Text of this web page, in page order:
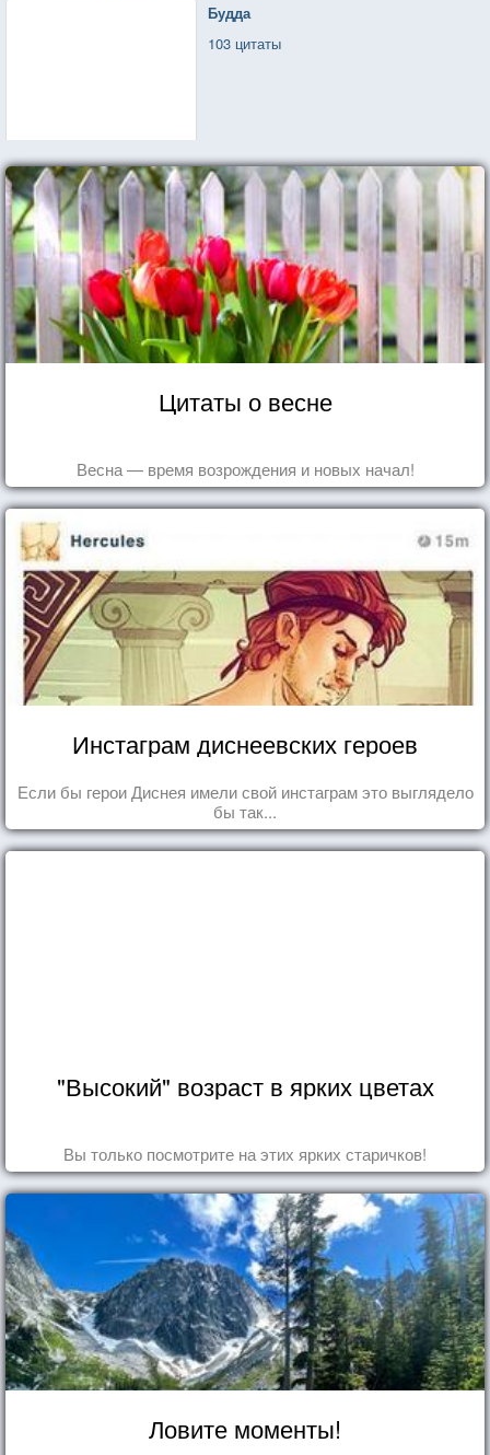
Будда
103 цитаты
Цитаты о весне
Весна — время возрождения и новых начал!
Инстаграм диснеевских героев
Если бы герои Диснея имели свой инстаграм это выглядело
бы так...
"Высокий" возраст в ярких цветах
Вы только посмотрите на этих ярких старичков!
Ловите моменты!